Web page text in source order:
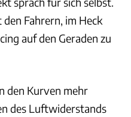
Fahrern, im Heck
auf den Geraden zu
den Kurven mehr
des Luftwiderstands